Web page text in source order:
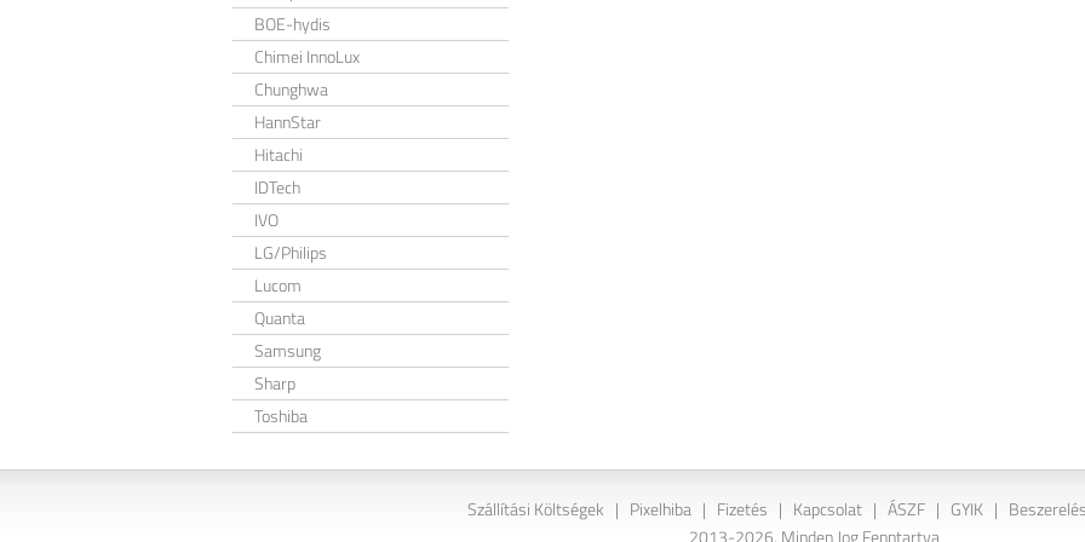
BOE-hydis
Chimei InnoLux
Chunghwa
HannStar
Hitachi
IDTech
IVO
LG/Philips
Lucom
Quanta
Samsung
Sharp
Toshiba
Szállítási Költségek | Pixelhiba | Fizetés | Kapcsolat | ÁSZF | GYIK |
2013-2026. Minden Jog Fenntartva